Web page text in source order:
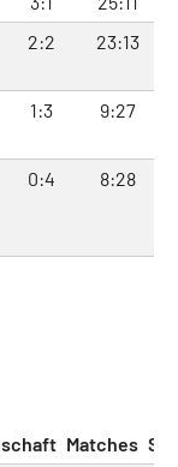
2:2 23:13
1:3 9:27
0:4 8:28
Matches